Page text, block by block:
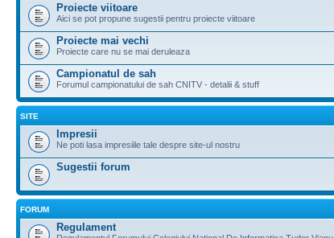
Proiecte viitoare
Aici se pot propune sugestii pentru proiecte viitoare
Proiecte mai vechi
Proiecte care nu se mai deruleaza
Campionatul de sah
Forumul campionatului de sah CNITV - detalii & stuff
SITE
Impresii
Ne poti lasa impresiile tale despre site-ul nostru
Sugestii forum
FORUM
Regulament